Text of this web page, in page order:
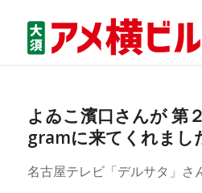
よゐこ濱口さんが 第
gramに来てくれまし
名古屋テレビ「デルサタ」さ